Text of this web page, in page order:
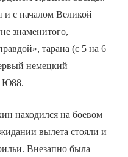
и с началом Великой
знаменитого,
тарана (с 5 на 6
немецкий
Ю­88.
находился на боевом
вылета стояли и
Внезапно была